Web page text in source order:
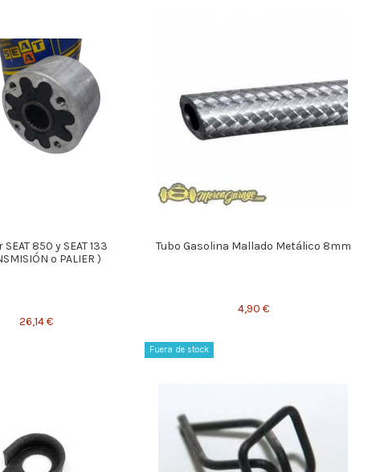
850 y SEAT 133
o PALIER )
26,14 €
Tubo Gasolina Mallado Metálico 8mm
4,90 €
Fuera de stock